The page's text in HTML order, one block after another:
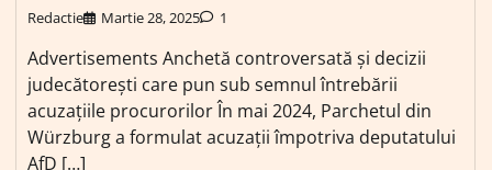
Redactie Martie 28, 2025 1
Advertisements Anchetă controversată și decizii
judecătorești care pun sub semnul întrebării
acuzațiile procurorilor În mai 2024, Parchetul din
Würzburg a formulat acuzații împotriva deputatului
AfD […]